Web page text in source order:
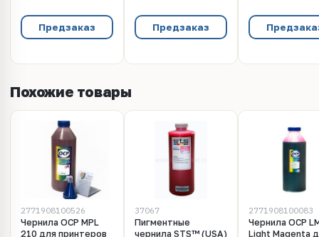
Предзаказ Предзаказ
Похожие товары
2771908100526
Чернила OCP MPL
210 для принтеров
37067
Пигментные
чернила STS™ (USA)
2771908100083
Чернила OCP
Light Magenta